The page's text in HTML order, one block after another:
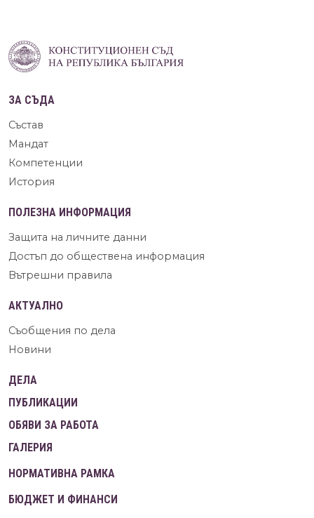
ЗА СЪДА
Състав
Мандат
Компетенции
История
ПОЛЕЗНА ИНФОРМАЦИЯ
Защита на личните данни
Достъп до обществена информация
Вътрешни правила
АКТУАЛНО
Съобщения по дела
Новини
ДЕЛА
ПУБЛИКАЦИИ
ОБЯВИ ЗА РАБОТА
ГАЛЕРИЯ
НОРМАТИВНА РАМКА
БЮДЖЕТ И ФИНАНСИ